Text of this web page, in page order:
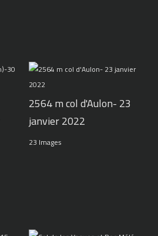
2564 m col d'Aulon- 23
janvier 2022
23 Images